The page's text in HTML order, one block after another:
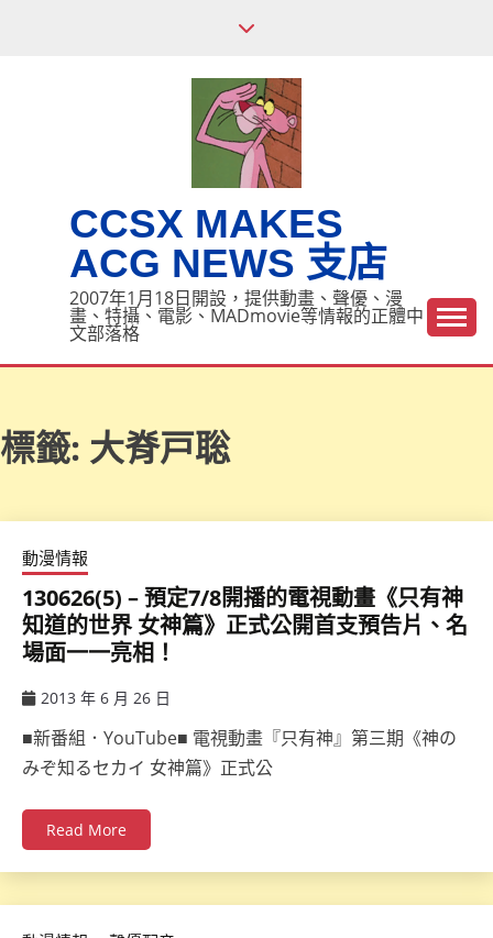
CCSX MAKES
ACG NEWS 支店
2007年1月18日開設，提供動畫、聲優、漫
畫、特攝、電影、MADmovie等情報的正體中
文部落格
標籤: 大脊戸聡
動漫情報
130626(5) – 預定7/8開播的電視動畫《只有神
知道的世界 女神篇》正式公開首支預告片、名
場面一一亮相！
2013 年 6 月 26 日
■新番組．YouTube■ 電視動畫『只有神』第三期《神の
みぞ知るセカイ 女神篇》正式公
Read More